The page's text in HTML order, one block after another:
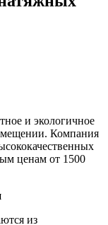
и экологичное
Компания
ценам от 1500
из